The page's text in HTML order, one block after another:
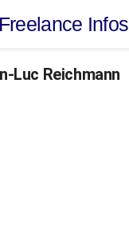
Freelance Infos
Luc Reichmann